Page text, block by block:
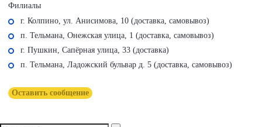
Филиалы
г. Колпино, ул. Анисимова, 10 (доставка, самовывоз)
п. Тельмана, Онежская улица, 1 (доставка, самовывоз)
г. Пушкин, Сапёрная улица, 33 (доставка)
п. Тельмана, Ладожский бульвар д. 5 (доставка, самовывоз)
Оставить сообщение